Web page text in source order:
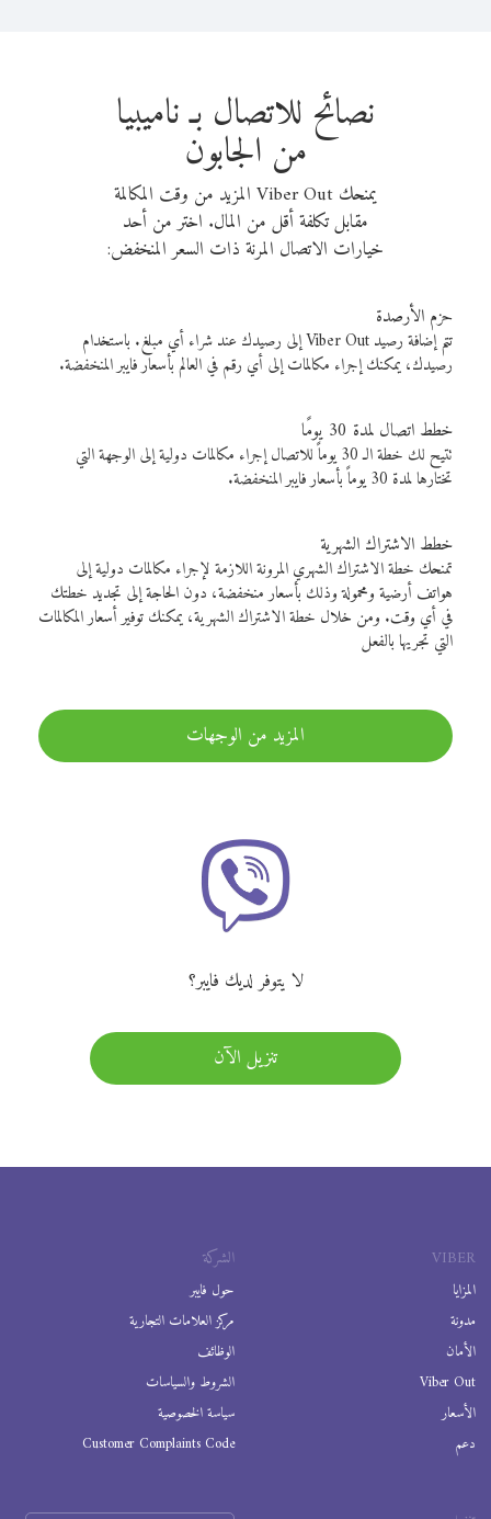
نصائح للاتصال بـ ناميبيا
من الجابون
يمنحك Viber Out المزيد من وقت المكالمة
مقابل تكلفة أقل من المال. اختر من أحد
خيارات الاتصال المرنة ذات السعر المنخفض:
حزم الأرصدة
تتم إضافة رصيد Viber Out إلى رصيدك عند شراء أي مبلغ. باستخدام
رصيدك، يمكنك إجراء مكالمات إلى أي رقم في العالم بأسعار فايبر المنخفضة.
خطط اتصال لمدة 30 يومًا
تتيح لك خطة الـ 30 يوماً للاتصال إجراء مكالمات دولية إلى الوجهة التي
تختارها لمدة 30 يوماً بأسعار فايبر المنخفضة.
خطط الاشتراك الشهرية
تمنحك خطة الاشتراك الشهري المرونة اللازمة لإجراء مكالمات دولية إلى
هواتف أرضية ومحمولة وذلك بأسعار منخفضة، دون الحاجة إلى تجديد خطتك
في أي وقت. ومن خلال خطة الاشتراك الشهرية، يمكنك توفير أسعار المكالمات
التي تجريها بالفعل
المزيد من الوجهات
لا يتوفر لديك فايبر؟
تنزيل الآن
VIBER
المزايا
مدونة
الأمان
Viber Out
الأسعار
دعم
الشركة
حول فايبر
مركز العلامات التجارية
الوظائف
الشروط والسياسات
سياسة الخصوصية
Customer Complaints Code